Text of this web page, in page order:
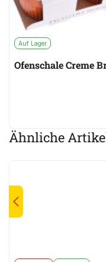
Auf Lager
Ofenschale Creme
Ähnliche